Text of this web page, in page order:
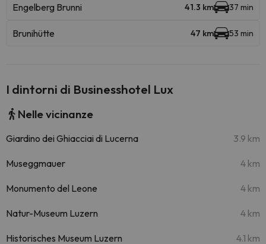
Engelberg Brunni 41.3 km 37 min
Brunihütte 47 km 53 min
I dintorni di Businesshotel Lux
Nelle vicinanze
Giardino dei Ghiacciai di Lucerna 3.9 km
Museggmauer 4 km
Monumento del Leone 4 km
Natur-Museum Luzern 4 km
Historisches Museum Luzern 4.1 km